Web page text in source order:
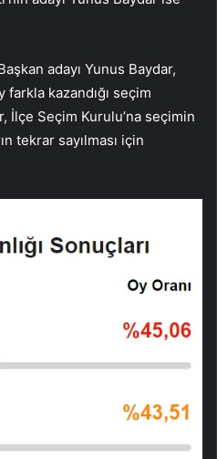
adayı Yunus Baydar,
farkla kazandığı seçim
İlçe Seçim Kurulu’na seçimin
tekrar sayılması için